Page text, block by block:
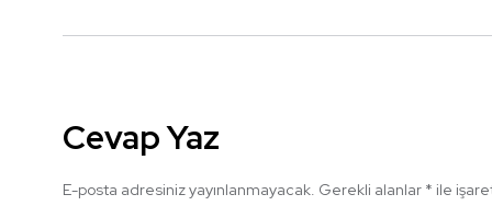
Cevap Yaz
E-posta adresiniz yayınlanmayacak. Gerekli alanlar * ile